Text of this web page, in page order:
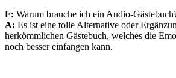
F: Warum brauche ich ein Audio-
A: Es ist eine tolleAlternative oder
herkömmlichen Gästebuch, welches die
noch besser einfangen kann.